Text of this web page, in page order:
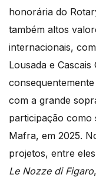
honorária do
também altos
internacionais,
Lousada e
com a grande
participação como
Mafra, em 2025.
projetos, entre
Le Nozze di Figaro